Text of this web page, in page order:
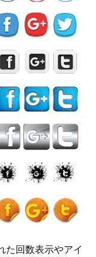
た回数表示やアイ